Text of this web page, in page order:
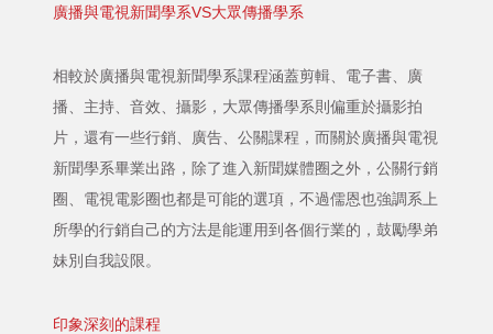
廣播與電視新聞學系VS大眾傳播學系
相較於廣播與電視新聞學系課程涵蓋剪輯、電子書、廣
播、主持、音效、攝影，大眾傳播學系則偏重於攝影拍
片，還有一些行銷、廣告、公關課程，而關於廣播與電視
新聞學系畢業出路，除了進入新聞媒體圈之外，公關行銷
圈、電視電影圈也都是可能的選項，不過儒恩也強調系上
所學的行銷自己的方法是能運用到各個行業的，鼓勵學弟
妹別自我設限。
印象深刻的課程